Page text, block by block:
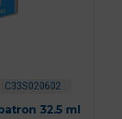
C33S020602
32.5 ml